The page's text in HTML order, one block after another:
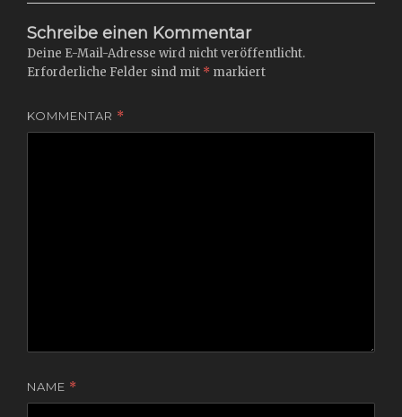
Schreibe einen Kommentar
Deine E-Mail-Adresse wird nicht veröffentlicht.
Erforderliche Felder sind mit * markiert
KOMMENTAR *
NAME *